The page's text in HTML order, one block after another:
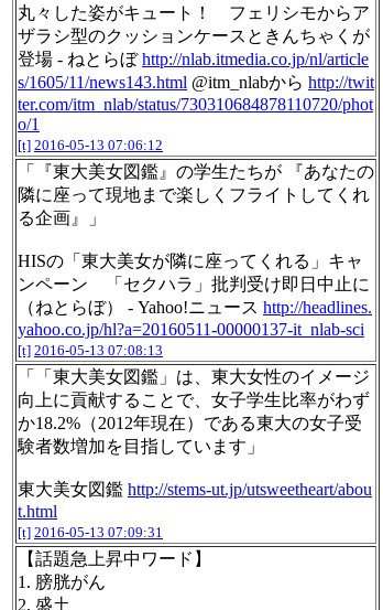
丸々した姿がキュート！ フェリシモからア
ザラシ型のクッションケースときんちゃくが
登場 - ねとらぼhttp://nlab.itmedia.co.jp/nl/article
s/1605/11/news143.html @itm_nlabから http://twit
ter.com/itm_nlab/status/730310684878110720/phot
o/1
[t] 2016-05-13 07:06:12
「『東大美女図鑑』の学生たちが 『あなたの
隣に座って現地まで楽しくフライトしてくれ
る企画』」
HISの「東大美女が隣に座ってくれる」キャ
ンペーン 「セクハラ」批判受け即日中止に
（ねとらぼ） - Yahoo!ニュース http://headlines.
yahoo.co.jp/hl?a=20160511-00000137-it_nlab-sci
[t] 2016-05-13 07:08:13
「「東大美女図鑑」は、東大女性のイメージ
向上に貢献することで、女子学生比率がわず
か18.2%（2012年現在）である東大の女子受
験者数増加を目指しています」
東大美女図鑑 http://stems-ut.jp/utsweetheart/abou
t.html
[t] 2016-05-13 07:09:31
【話題急上昇中ワード】
1. 膀胱がん
2. 盛土